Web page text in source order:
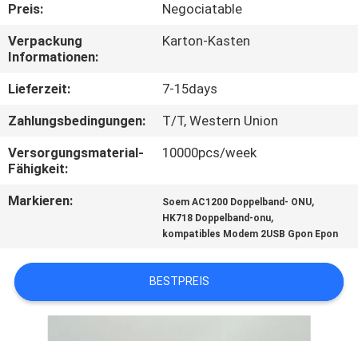
TRETEN
SIE
MIT
UNS
VERBINDUNG
EIN
ZITAT
Preis:
Negociatable
Verpackung
Informationen:
Karton-Kasten
Lieferzeit:
7-15days
Zahlungsbedingungen:
T/T, Western Union
Versorgungsmaterial-
Fähigkeit:
10000pcs/week
Markieren: Soem AC1200 Doppelband- ONU,
HK718 Doppelband-onu,
kompatibles Modem 2USB Gpon Epon
BESTPREIS